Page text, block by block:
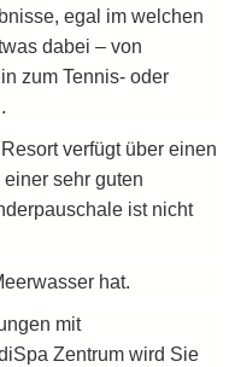
egal im welchen
dabei – von
zum Tennis- oder
verfügt über einen
sehr guten
ist nicht
hat.
mit
Zentrum wird Sie